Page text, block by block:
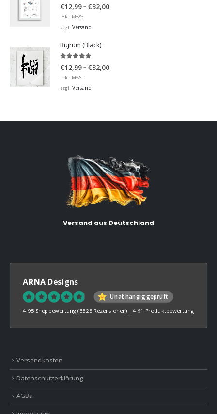
5.00von 5
€12,99– €32,00Preisspanne:
Inkl. MwSt.
zzgl. Versand
Bujrum (Black)
€12,99– €32,00Preisspanne:
Inkl. MwSt.
zzgl. Versand
Versand aus Deutschland
ARNA Designs
Unabhängig geprüft
4.95 Shopbewertung (3325 Rezensionen) |4.91 Produktbewertung
Versandkosten
Datenschutzerklärung
AGBs